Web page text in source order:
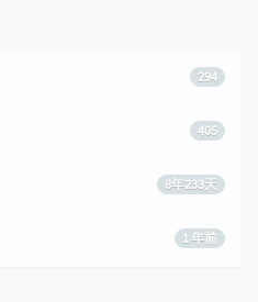
294
405
8年233天
1 年前